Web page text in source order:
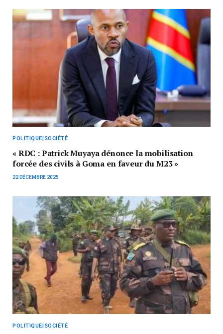
POLITIQUE|SOCIÉTÉ
« RDC : Patrick Muyaya dénonce la mobilisation
forcée des civils à Goma en faveur du M23 »
22 DÉCEMBRE 2025
POLITIQUE|SOCIÉTÉ